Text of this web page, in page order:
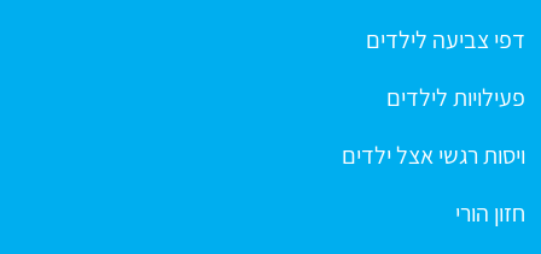
דפי צביעה לילדים
פעילויות לילדים
ויסות רגשי אצל ילדים
חזון הורי